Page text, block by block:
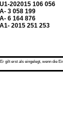
202015 106 056
3 058 199
6 164 876
2015 251 253
gilt erst als eingelegt, wenn die